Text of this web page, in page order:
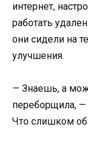
интернет,
работать
они сидели на
улучшения.
— Знаешь, а
переборщила, —
Что слишком